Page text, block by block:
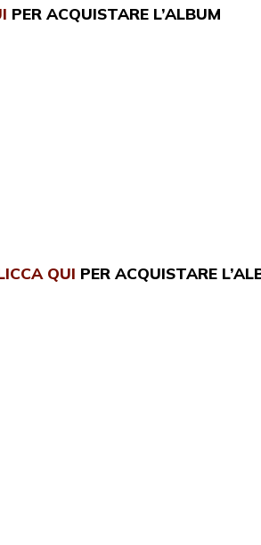
PER ACQUISTARE L’ALBUM
QUI PER ACQUISTARE